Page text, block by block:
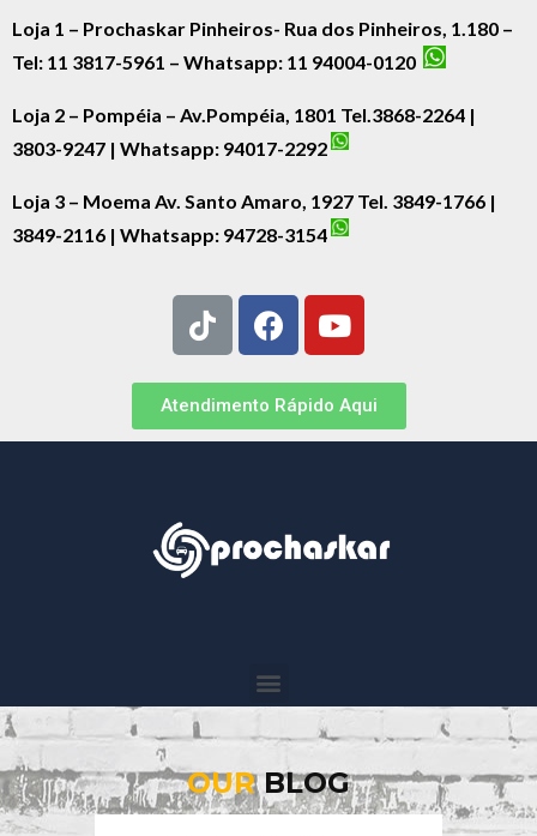
Loja 1 – Prochaskar Pinheiros- Rua dos Pinheiros, 1.180 –
Tel: 11 3817-5961 – Whatsapp: 11 94004-0120
Loja 2 – Pompéia – Av.Pompéia, 1801 Tel.3868-2264 |
3803-9247 | Whatsapp: 94017-2292
Loja 3 – Moema Av. Santo Amaro, 1927 Tel. 3849-1766 |
3849-2116 | Whatsapp: 94728-3154
Atendimento Rápido Aqui
OURBLOG